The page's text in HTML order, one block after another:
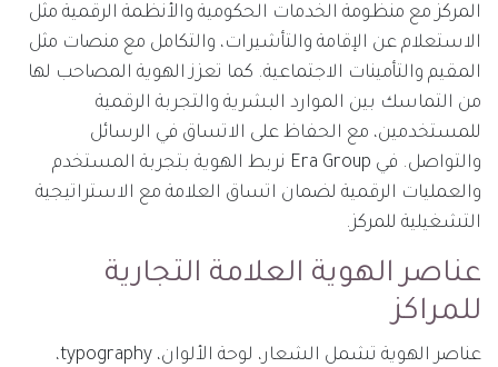
المركز مع منظومة الخدمات الحكومية والأنظمة الرقمية مثل
الاستعلام عن الإقامة والتأشيرات، والتكامل مع منصات مثل
المقيم والتأمينات الاجتماعية. كما تعزز الهوية المصاحب لها
من التماسك بين الموارد البشرية والتجربة الرقمية
للمستخدمين، مع الحفاظ على الاتساق في الرسائل
والتواصل. في Era Group نربط الهوية بتجربة المستخدم
والعمليات الرقمية لضمان اتساق العلامة مع الاستراتيجية
التشغيلية للمركز.
عناصر الهوية العلامة التجارية
للمراكز
عناصر الهوية تشمل الشعار، لوحة الألوان، typography،